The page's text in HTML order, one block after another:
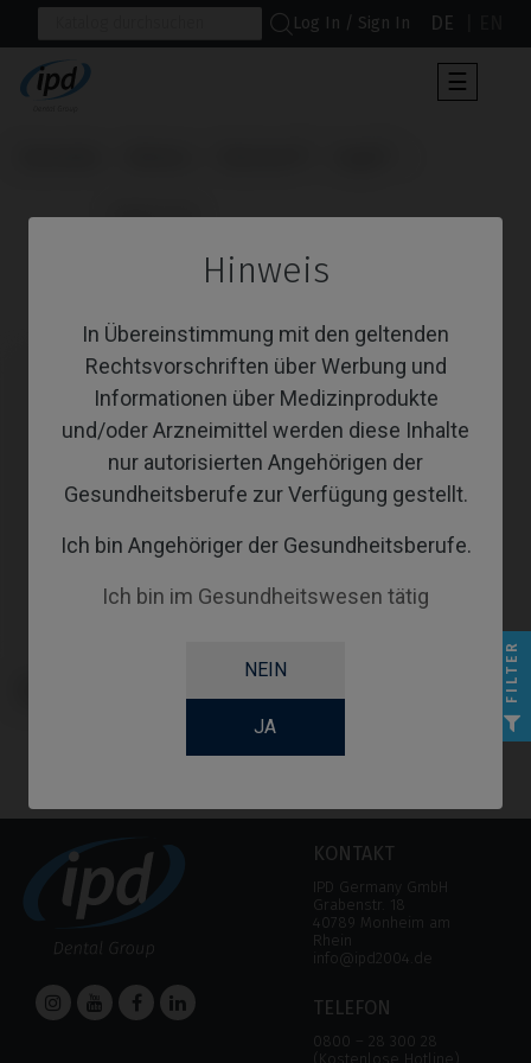
Hinweis
In Übereinstimmung mit den geltenden
Rechtsvorschriften über Werbung und
Informationen über Medizinprodukte
und/oder Arzneimittel werden diese Inhalte
nur autorisierten Angehörigen der
Gesundheitsberufe zur Verfügung gestellt.
Ich bin Angehöriger der Gesundheitsberufe.
Ich bin im Gesundheitswesen tätig
NEIN
JA
Log In / Sign In DE
der
☰
                      Multi-Unit
KONTAKT
IPD Germany GmbH
Grabenstr. 18
40789 Monheim am
Rhein
info@ipd2004.de
TELEFON
0800 – 28 300 28
(Kostenlose Hotline)
FILTER